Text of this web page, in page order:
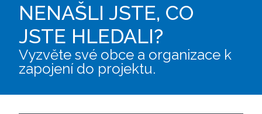
NENAŠLI JSTE, CO
JSTE HLEDALI?
Vyzvěte své obce a organizace k
zapojení do projektu.